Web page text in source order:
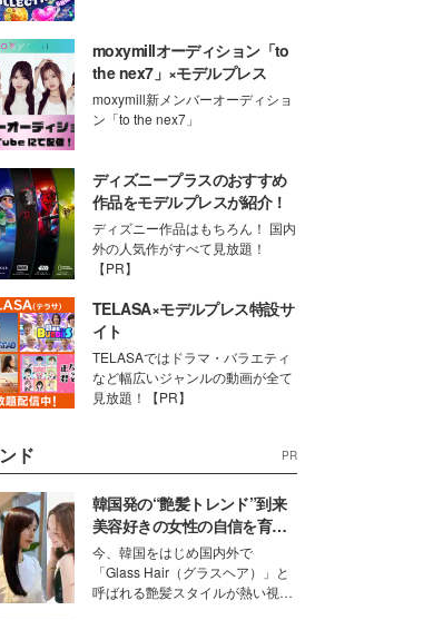
moxymillオーディション「to
the nex7」×モデルプレス
moxymill新メンバーオーディショ
ン「to the nex7」
ディズニープラスのおすすめ
作品をモデルプレスが紹介！
ディズニー作品はもちろん！ 国内
外の人気作がすべて見放題！
【PR】
TELASA×モデルプレス特設サ
イト
TELASAではドラマ・バラエティ
など幅広いジャンルの動画が全て
見放題！【PR】
ド PR
韓国発の“艶髪トレンド”到来
美容好きの女性の自信を育む
「ヘアケア事情」って？
今、韓国をはじめ国内外で
「Glass Hair（グラスヘア）」と
呼ばれる艶髪スタイルが熱い視線